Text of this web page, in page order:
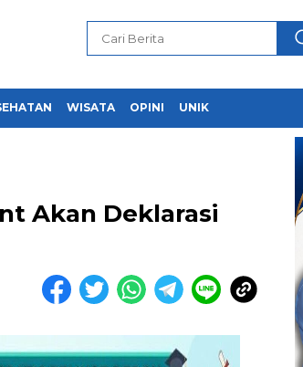
WISATA OPINI UNIK
Akan Deklarasi